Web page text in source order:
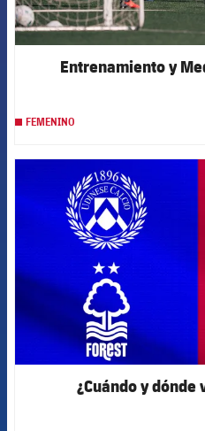
Entrenamiento y
FEMENINO
¿Cuándo y